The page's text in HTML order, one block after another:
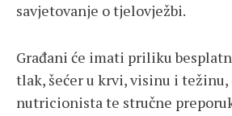
savjetovanje o tjelovježbi.
Građani će imati priliku
tlak, šećer u krvi, visinu i
nutricionista te stručne